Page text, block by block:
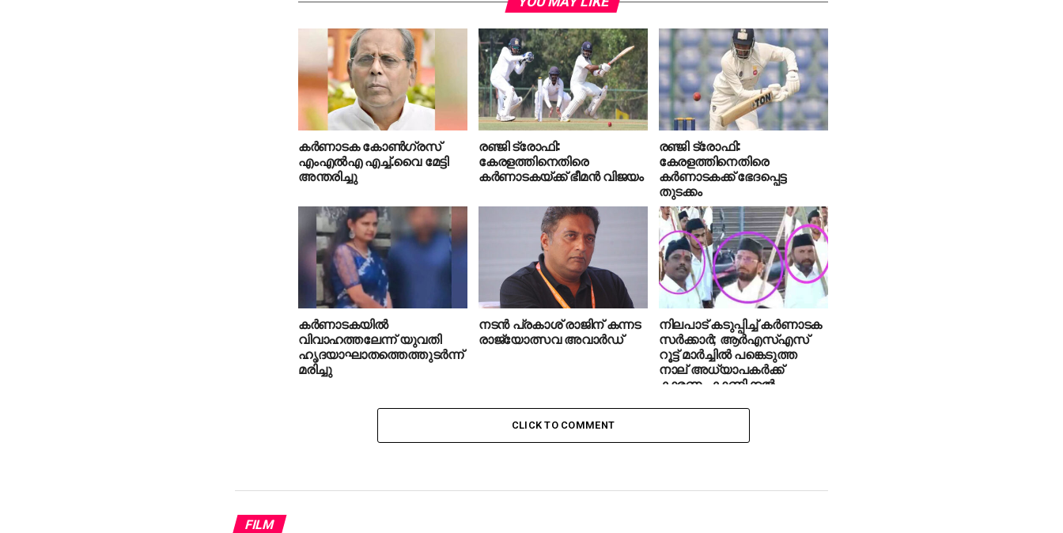
കര്‍ണാടക കോണ്‍ഗ്രസ്
എംഎല്‍എ എച്ച്.വൈ മേട്ടി
അന്തരിച്ചു
രഞ്ജി ട്രോഫി:
കേരളത്തിനെതിരെ
കര്‍ണാടകയ്ക്ക് ഭീമന്‍ വിജയം
രഞ്ജി ട്രോഫി:
കേരളത്തിനെതിരെ
കര്‍ണാടകക്ക് ഭേദപ്പെട്ട
തുടക്കം
കര്‍ണാടകയില്‍
വിവാഹത്തലേന്ന് യുവതി
ഹൃദയാഘാതത്തെത്തുടര്‍ന്ന്
മരിച്ചു
നടന്‍ പ്രകാശ് രാജിന് കന്നട
രാജ്യോത്സവ അവാര്‍ഡ്
നിലപാട് കടുപ്പിച്ച് കര്‍ണാടക
സര്‍ക്കാര്‍; ആര്‍എസ്എസ്
റൂട്ട് മാര്‍ച്ചില്‍ പങ്കെടുത്ത
നാല് അധ്യാപകര്‍ക്ക്
കാരണം കാണിക്കല്‍
CLICK TO COMMENT
FILM